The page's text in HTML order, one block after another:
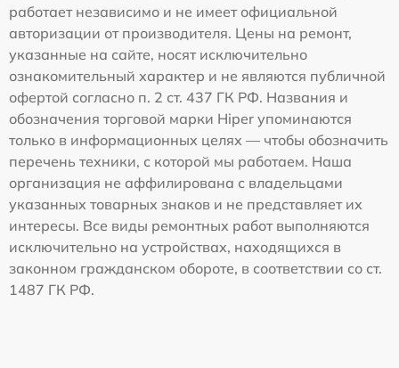
работает независимо и не имеет официальной
авторизации от производителя. Цены на ремонт,
указанные на сайте, носят исключительно
ознакомительный характер и не являются публичной
офертой согласно п. 2 ст. 437 ГК РФ. Названия и
обозначения торговой марки Hiper упоминаются
только в информационных целях — чтобы обозначить
перечень техники, с которой мы работаем. Наша
организация не аффилирована с владельцами
указанных товарных знаков и не представляет их
интересы. Все виды ремонтных работ выполняются
исключительно на устройствах, находящихся в
законном гражданском обороте, в соответствии со ст.
1487 ГК РФ.